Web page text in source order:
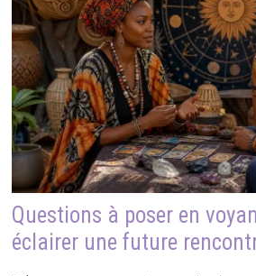
Questions à poser en
éclairer une future